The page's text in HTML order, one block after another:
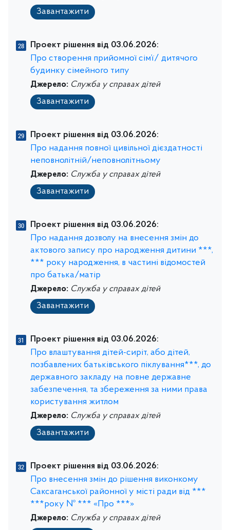
Завантажити
Проект рішення від 03.06.2026:
Про створення прийомної сім’ї/ дитячого
будинку сімейного типу
Джерело: Служба у справах дітей
Завантажити
Проект рішення від 03.06.2026:
Про надання повної цивільної дієздатності
неповнолітній/неповнолітньому
Джерело: Служба у справах дітей
Завантажити
Проект рішення від 03.06.2026:
Про надання дозволу на внесення змін до
актового запису про народження дитини ***,
*** року народження, в частині відомостей
про батька/матір
Джерело: Служба у справах дітей
Завантажити
Проект рішення від 03.06.2026:
Про влаштування дітей-сиріт, або дітей,
позбавлених батьківського піклування***, до
державного закладу на повне державне
забезпечення, та збереження за ними права
користування житлом
Джерело: Служба у справах дітей
Завантажити
Проект рішення від 03.06.2026:
Про внесення змін до рішення виконкому
Саксаганської районної у місті ради від ***
***року № *** «Про ***»
Джерело: Служба у справах дітей